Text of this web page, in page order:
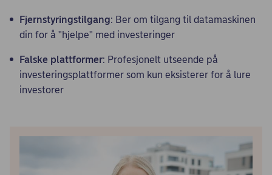
Fjernstyringstilgang: Ber om tilgang til datamaskinen
din for å "hjelpe" med investeringer
Falske plattformer: Profesjonelt utseende på
investeringsplattformer som kun eksisterer for å lure
investorer